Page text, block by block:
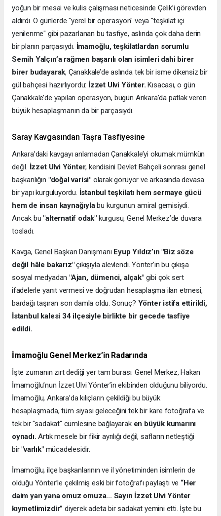
yoğun bir mesai ve kulis çalışması neticesinde Çelik’i görevden
aldırdı. O günlerde "yerel bir operasyon" veya "teşkilat içi
yenilenme" gibi pazarlanan bu tasfiye, aslında çok daha derin
bir planın parçasıydı. İmamoğlu, teşkilatlardan sorumlu
Semih Yalçın’a rağmen başarılı olan isimleri dahi birer
birer budayarak, Çanakkale’de aslında tek bir isme dikensiz bir
gül bahçesi hazırlıyordu: İzzet Ulvi Yönter. Kısacası, o gün
Çanakkale’de yapılan operasyon, bugün Ankara’da patlak veren
büyük hesaplaşmanın da bir parçasıydı.
Saray Kavgasından Taşra Tasfiyesine
Ankara’daki kavgayı anlamadan Çanakkale’yi okumak mümkün
değil. İzzet Ulvi Yönter, kendisini Devlet Bahçeli sonrası genel
başkanlığın "doğal varisi" olarak görüyor ve arkasında devasa
bir yapı kurguluyordu. İstanbul teşkilatı hem sermaye gücü
hem de insan kaynağıylabu kurgunun amiral gemisiydi.
Ancak bu"alternatif odak" kurgusu, Genel Merkez’de duvara
tosladı.
Kavga, Genel Başkan Danışmanı Eyup Yıldız’ın "Biz söze
değil hâle bakarız"çıkışıyla alevlendi. Yönter’in bu çıkışa
sosyal medyadan "Ajan, dümenci, alçak"gibi çok sert
ifadelerle yanıt vermesi ve doğrudan hesaplaşma ilan etmesi,
bardağı taşıran son damla oldu. Sonuç? Yönter istifa ettirildi,
İstanbul kalesi 34 ilçesiyle birlikte bir gecede tasfiye
edildi.
İmamoğlu Genel Merkez’in Radarında
İşte zurnanın zırt dediği yer tam burası. Genel Merkez, Hakan
İmamoğlu’nun İzzet Ulvi Yönter’in ekibinden olduğunu biliyordu.
İmamoğlu, Ankara’da kılıçların çekildiği bu büyük
hesaplaşmada, tüm siyasi geleceğini tek bir kare fotoğrafa ve
tek bir "sadakat" cümlesine bağlayarak en büyük kumarını
oynadı.Artık mesele bir fikir ayrılığı değil, safların netleştiği
bir"varlık"mücadelesidir.
İmamoğlu, ilçe başkanlarının ve il yönetiminden isimlerin de
olduğu Yönter’le çekilmiş eski bir fotoğrafı paylaştı ve “Her
daim yan yana omuz omuza... Sayın İzzet Ulvi Yönter
kıymetlimizdir” diyerek adeta bir sadakat yemini etti. İşte bu